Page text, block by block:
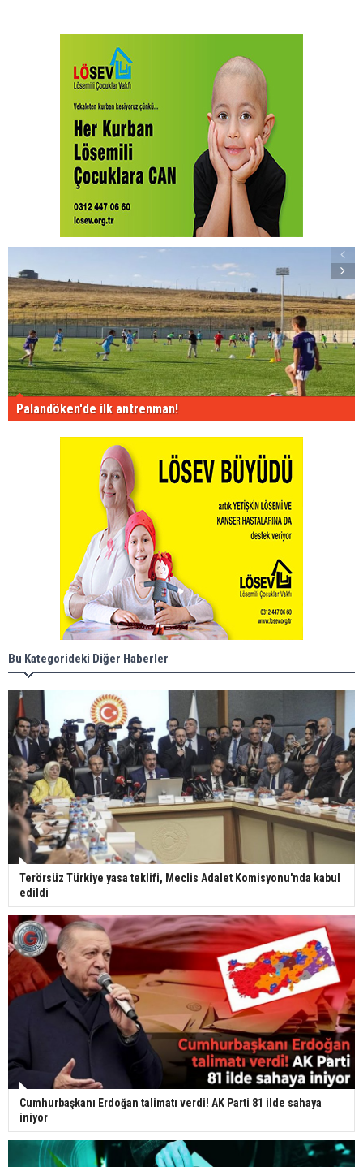
Palandöken'de ilk antrenman!
Bu Kategorideki Diğer Haberler
Terörsüz Türkiye yasa teklifi, Meclis Adalet Komisyonu'nda kabul
edildi
Cumhurbaşkanı Erdoğan talimatı verdi! AK Parti 81 ilde sahaya
iniyor